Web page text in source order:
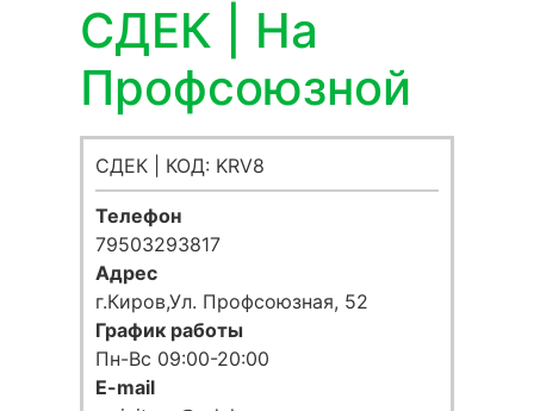
СДЕК | На
Профсоюзной
СДЕК | КОД: KRV8
Телефон
79503293817
Адрес
г.Киров,Ул. Профсоюзная, 52
График работы
Пн-Вс 09:00-20:00
E-mail